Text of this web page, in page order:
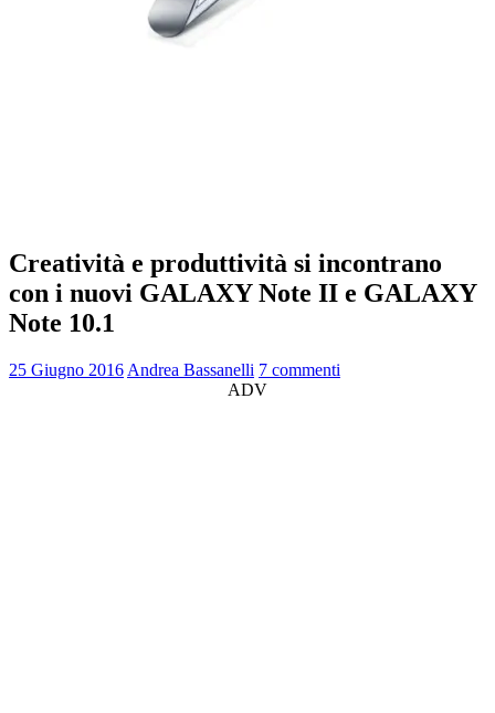
Creatività e produttività si incontrano
con i nuovi GALAXY Note II e GALAXY
Note 10.1
25 Giugno 2016 Andrea Bassanelli 7 commenti
ADV